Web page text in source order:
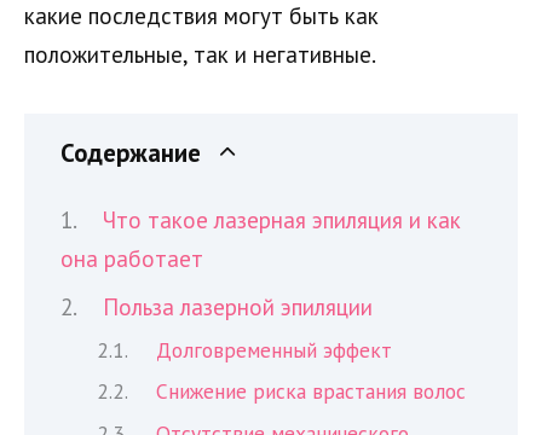
какие последствия могут быть как
положительные, так и негативные.
Содержание
Что такое лазерная эпиляция и как
она работает
Польза лазерной эпиляции
Долговременный эффект
Снижение риска врастания волос